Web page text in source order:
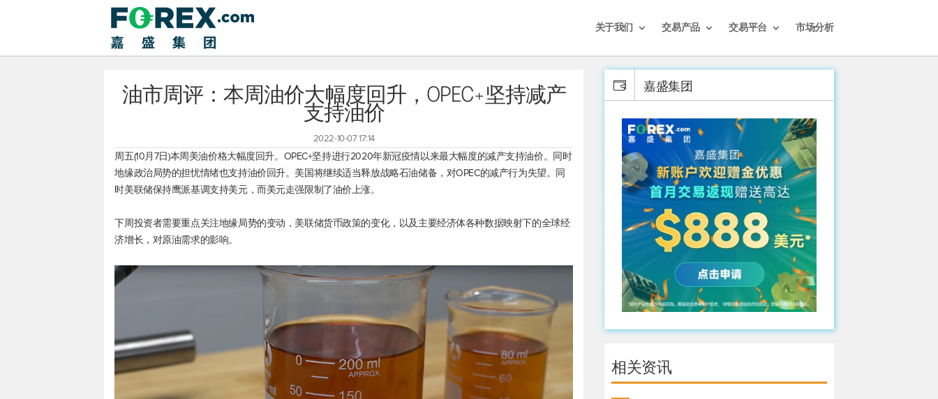
关于我们 交易产品 交易平台 市场分析
油市周评：本周油价大幅度回升，OPEC+坚持减产
支持油价
2022-10-07 17:14
周五(10月7日)本周美油价格大幅度回升。OPEC+坚持进行2020年新冠疫情以来最大幅度的减产支持油价。同时
地缘政治局势的担忧情绪也支持油价回升。美国将继续适当释放战略石油储备，对OPEC的减产行为失望。同
时美联储保持鹰派基调支持美元，而美元走强限制了油价上涨。
下周投资者需要重点关注地缘局势的变动，美联储货币政策的变化，以及主要经济体各种数据映射下的全球经
济增长，对原油需求的影响。
嘉盛集团
相关资讯